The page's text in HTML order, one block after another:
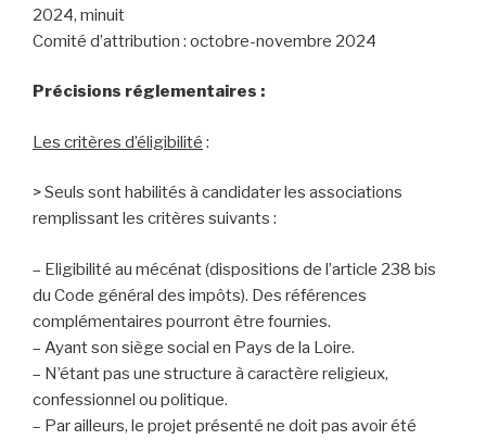
2024, minuit
Comité d’attribution : octobre-novembre 2024
Précisions réglementaires :
Les critères d’éligibilité :
> Seuls sont habilités à candidater les associations
remplissant les critères suivants :
– Eligibilité au mécénat (dispositions de l’article 238 bis
du Code général des impôts). Des références
complémentaires pourront être fournies.
– Ayant son siège social en Pays de la Loire.
– N’étant pas une structure à caractère religieux,
confessionnel ou politique.
– Par ailleurs, le projet présenté ne doit pas avoir été